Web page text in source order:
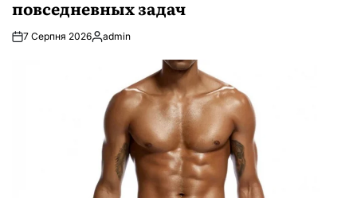
повседневных задач
7 Серпня 2026Опубліковано
admin